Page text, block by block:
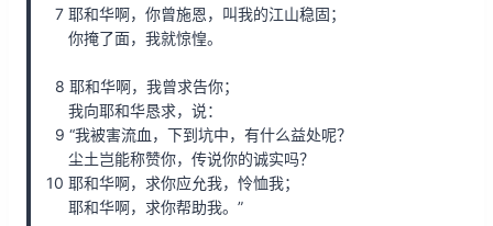
7 耶和华啊，你曾施恩，叫我的江山稳固；
你掩了面，我就惊惶。
8 耶和华啊，我曾求告你；
我向耶和华恳求，说：
9 “我被害流血，下到坑中，有什么益处呢？
尘土岂能称赞你，传说你的诚实吗？
10 耶和华啊，求你应允我，怜恤我；
耶和华啊，求你帮助我。”